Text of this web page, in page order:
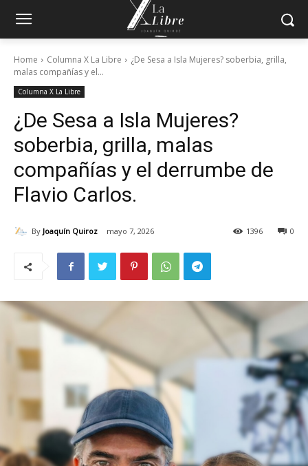
Home Columna X La Libre
¿De Sesa a Isla Mujeres? soberbia, grilla,
malas compañías y el...
Columna X La Libre
¿De Sesa a Isla Mujeres?
soberbia, grilla, malas
compañías y el derrumbe de
Flavio Carlos.
By Joaquín Quiroz mayo 7, 2026 0
1396